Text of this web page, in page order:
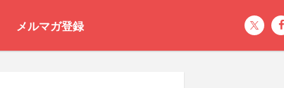
メルマガ登録